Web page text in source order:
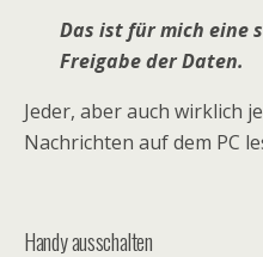
Das ist für mich eine
Freigabe der Daten.
Jeder, aber auch wirklich
Nachrichten auf dem PC
Handy ausschalten